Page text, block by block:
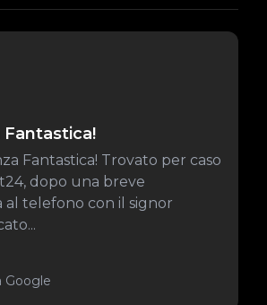
Fantastica!
Fantastica! Trovato per caso
dopo una breve
al telefono con il signor
Google